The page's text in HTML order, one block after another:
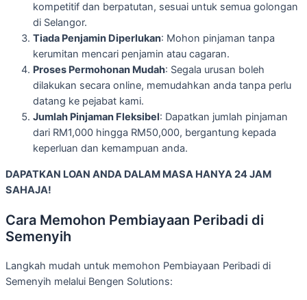
kompetitif dan berpatutan, sesuai untuk semua golongan
di Selangor.
Tiada Penjamin Diperlukan: Mohon pinjaman tanpa
kerumitan mencari penjamin atau cagaran.
Proses Permohonan Mudah: Segala urusan boleh
dilakukan secara online, memudahkan anda tanpa perlu
datang ke pejabat kami.
Jumlah Pinjaman Fleksibel: Dapatkan jumlah pinjaman
dari RM1,000 hingga RM50,000, bergantung kepada
keperluan dan kemampuan anda.
DAPATKAN LOAN ANDA DALAM MASA HANYA 24 JAM
SAHAJA!
Cara Memohon Pembiayaan Peribadi di
Semenyih
Langkah mudah untuk memohon Pembiayaan Peribadi di
Semenyih melalui Bengen Solutions: